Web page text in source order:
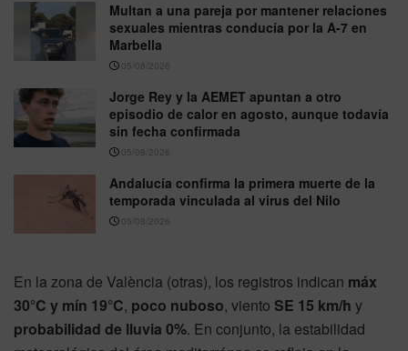
Multan a una pareja por mantener relaciones
sexuales mientras conducía por la A-7 en
Marbella
05/08/2026
Jorge Rey y la AEMET apuntan a otro
episodio de calor en agosto, aunque todavía
sin fecha confirmada
05/08/2026
Andalucía confirma la primera muerte de la
temporada vinculada al virus del Nilo
05/08/2026
En la zona de València (otras), los registros indican máx
30°C y mín 19°C, poco nuboso, viento SE 15 km/h y
probabilidad de lluvia 0%. En conjunto, la estabilidad